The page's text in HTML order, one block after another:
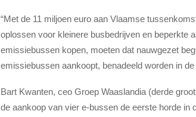
“Met de 11 miljoen euro aan Vlaamse
oplossen voor kleinere busbedrijven en beperkte
emissiebussen kopen, moeten dat nauwgezet
emissiebussen aankoopt, benadeeld worden in
Bart Kwanten, ceo Groep Waaslandia (derde
de aankoop van vier e-bussen de eerste horde in